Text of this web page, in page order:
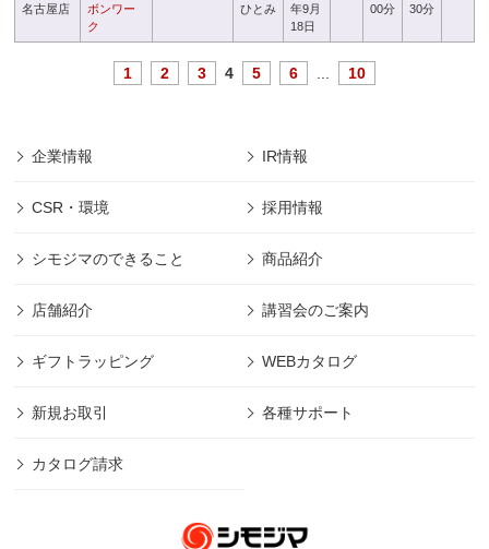
名古屋店
ボンワー
ク
ひとみ
年9月
18日
00分
30分
1 2 3 4 5 6 10
企業情報 IR情報
CSR・環境 採用情報
シモジマのできること 商品紹介
店舗紹介 講習会のご案内
ギフトラッピング WEBカタログ
新規お取引 各種サポート
カタログ請求